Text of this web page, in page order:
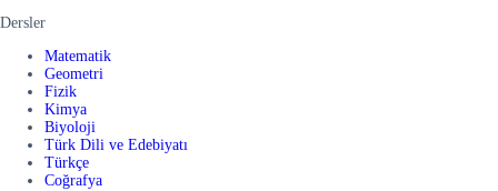
Dersler
Matematik
Geometri
Fizik
Kimya
Biyoloji
Türk Dili ve Edebiyatı
Türkçe
Coğrafya